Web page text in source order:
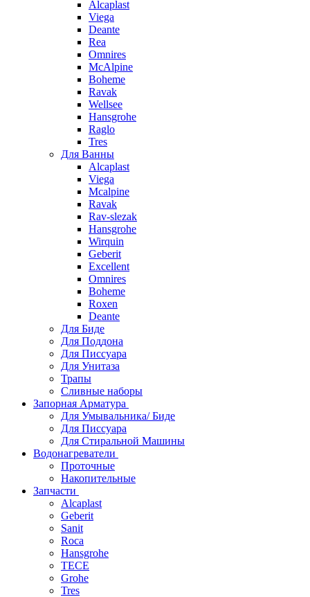
Alcaplast
Viega
Deante
Rea
Omnires
McAlpine
Boheme
Ravak
Wellsee
Hansgrohe
Raglo
Tres
Для Ванны
Alcaplast
Viega
Mcalpine
Ravak
Rav-slezak
Hansgrohe
Wirquin
Geberit
Excellent
Omnires
Boheme
Roxen
Deante
Для Биде
Для Поддона
Для Писсуара
Для Унитаза
Трапы
Сливные наборы
Запорная Арматура
Для Умывальника/ Биде
Для Писсуара
Для Стиральной Машины
Водонагреватели
Проточные
Накопительные
Запчасти
Alcaplast
Geberit
Sanit
Roca
Hansgrohe
TECE
Grohe
Tres